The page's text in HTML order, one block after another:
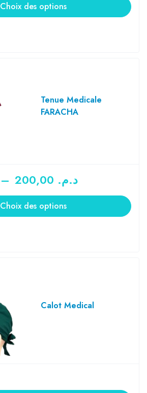
Choix des options
Tenue Medicale
FARACHA
– د.م.
Choix des options
Calot Medical